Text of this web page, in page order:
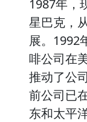
1987年，
星巴克，
展。1992
啡公司在
推动了公
前公司已
东和太平